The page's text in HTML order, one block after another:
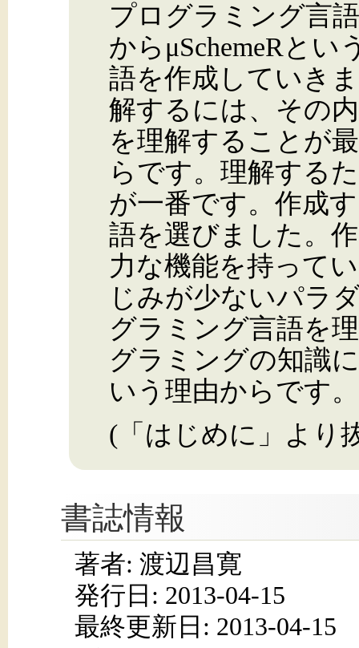
プログラミング言
からμSchemeRと
語を作成していき
解するには、その
を理解することが
らです。理解する
が一番です。作成
語を選びました。
力な機能を持って
じみが少ないパラ
グラミング言語を
グラミングの知識
いう理由からです。
(「はじめに」より
書誌情報
著者: 渡辺昌寛
発行日: 2013-04-15
最終更新日: 2013-04-15